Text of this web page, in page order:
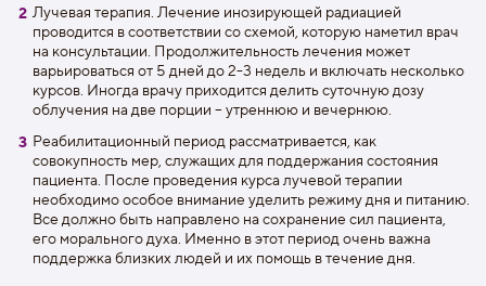
Лучевая терапия. Лечение инозирующей радиацией
проводится в соответствии со схемой, которую наметил врач
на консультации. Продолжительность лечения может
варьироваться от 5 дней до 2-3 недель и включать несколько
курсов. Иногда врачу приходится делить суточную дозу
облучения на две порции – утреннюю и вечернюю.
Реабилитационный период рассматривается, как
совокупность мер, служащих для поддержания состояния
пациента. После проведения курса лучевой терапии
необходимо особое внимание уделить режиму дня и питанию.
Все должно быть направлено на сохранение сил пациента,
его морального духа. Именно в этот период очень важна
поддержка близких людей и их помощь в течение дня.